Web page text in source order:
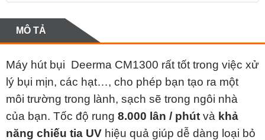
MÔ TẢ
Máy hút bụi Deerma CM1300 rất tốt trong việc xử
lý bụi mịn, các hạt…, cho phép bạn tạo ra một
môi trường trong lành, sạch sẽ trong ngôi nhà
của bạn. Tốc độ rung 8.000 lân / phút và khả
năng chiếu tia UV hiệu quả giúp dễ dàng loại bỏ